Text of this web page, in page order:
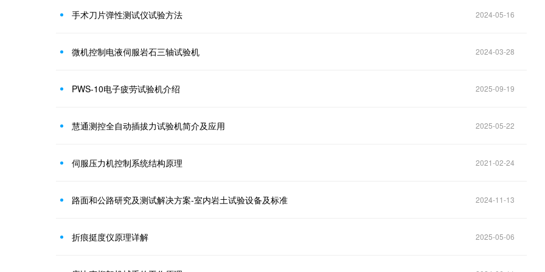
手术刀片弹性测试仪试验方法 2024-05-16
微机控制电液伺服岩石三轴试验机 2024-03-28
PWS-10电子疲劳试验机介绍 2025-09-19
慧通测控全自动插拔力试验机简介及应用 2025-05-22
伺服压力机控制系统结构原理 2021-02-24
路面和公路研究及测试解决方案-室内岩土试验设备及标准 2024-11-13
折痕挺度仪原理详解 2025-05-06